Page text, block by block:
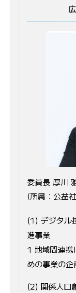
委員長 厚川
(所属：公益
(1) デジタル
進事業
1 地域間連携
めの事業の
(2) 関係人口